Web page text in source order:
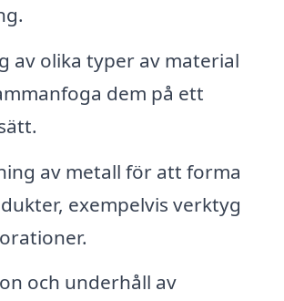
av olika typer av material
dem på ett
av metall för att forma
exempelvis verktyg
och underhåll av